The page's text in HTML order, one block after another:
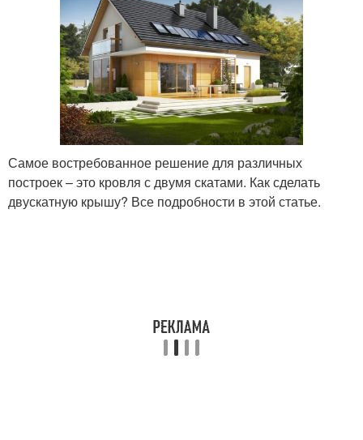
Самое востребованное решение для различных
построек – это кровля с двумя скатами. Как сделать
двускатную крышу? Все подробности в этой статье.